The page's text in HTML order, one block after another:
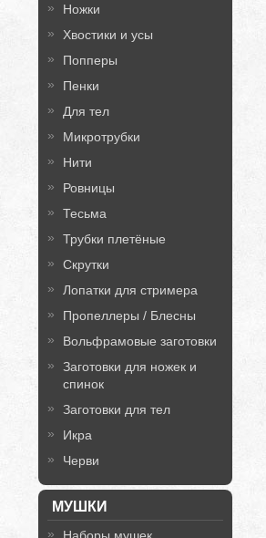
Ножки
Хвостики и усы
Попперы
Пенки
Для тел
Микротрубки
Нити
Ровницы
Тесьма
Трубки плетёные
Скрутки
Лопатки для стримера
Пропеллеры / Блесны
Вольфрамовые заготовки
Заготовки для ножек и
спинок
Заготовки для тел
Икра
Черви
МУШКИ